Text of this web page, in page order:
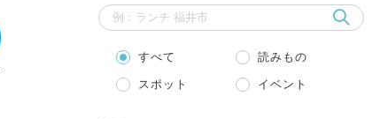
すべて 読みもの
スポット イベント